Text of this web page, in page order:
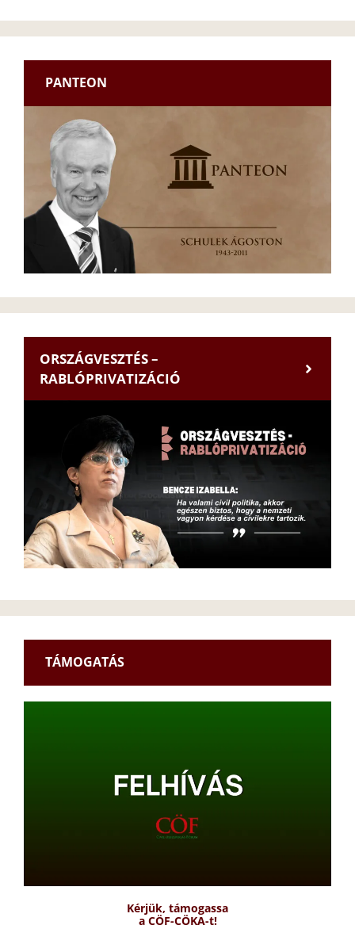
PANTEON
ORSZÁGVESZTÉS –
RABLÓPRIVATIZÁCIÓ
TÁMOGATÁS
Kérjük, támogassa
a CÖF-CÖKA-t!